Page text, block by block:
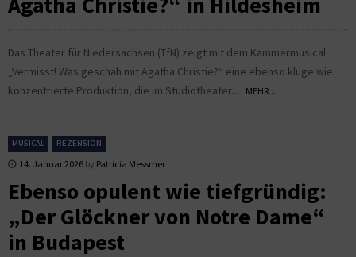
Das Theater für Niedersachsen (TfN) zeigt mit dem Kammermusical
„Vermisst! Was geschah mit Agatha Christie?“ eine ebenso kluge wie
konzentrierte Produktion, die im Studiotheater...
MEHR...
MUSICAL REZENSION
14. Januar 2026 by Patricia Messmer
Ebenso opulent wie tiefgründig:
„Der Glöckner von Notre Dame“
in Budapest